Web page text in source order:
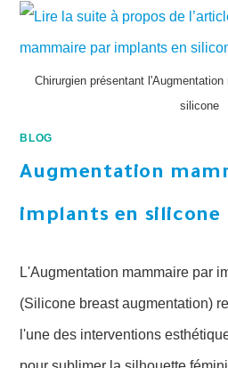
Chirurgien présentant
silicone
BLOG
Augmentation
implants en silicone
L'Augmentation mammaire par
(Silicone breast augmentation)
l'une des interventions